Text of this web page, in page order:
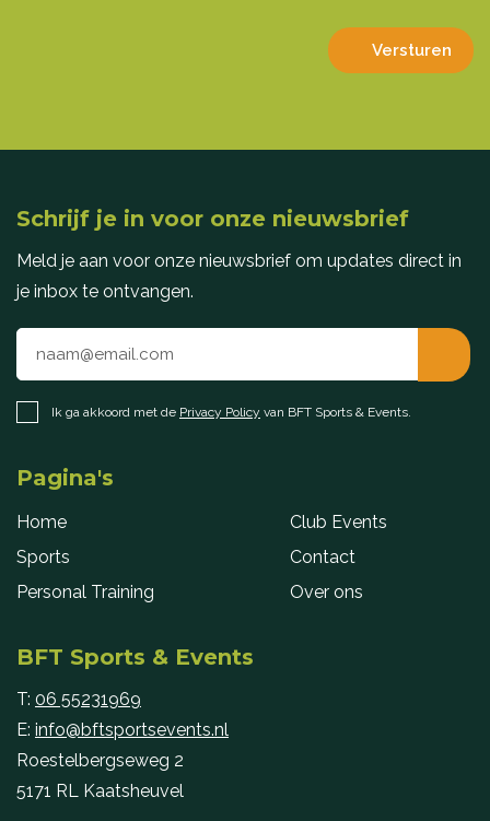
Versturen
Schrijf je in voor onze nieuwsbrief
Meld je aan voor onze nieuwsbrief om updates direct in
je inbox te ontvangen.
Ik ga akkoord met de Privacy Policy van BFT Sports & Events.
Pagina's
Home
Sports
Personal Training
Club Events
Contact
Over ons
BFT Sports & Events
T: 06 55231969
E: info@bftsportsevents.nl
Roestelbergseweg 2
5171 RL Kaatsheuvel